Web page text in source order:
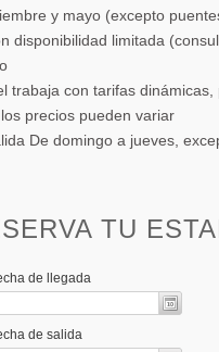
y mayo (excepto
disponibilidad limitada
trabaja con tarifas
precios pueden variar
De domingo a jueves,
TU